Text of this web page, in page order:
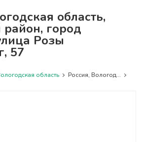
область,
город
Розы
57
область Россия, Вологод...